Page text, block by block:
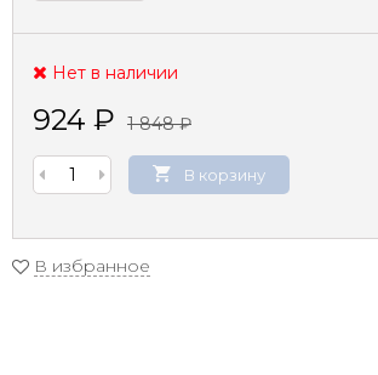
Нет в наличии
924 ₽ 1 848₽
В корзину
В избранное